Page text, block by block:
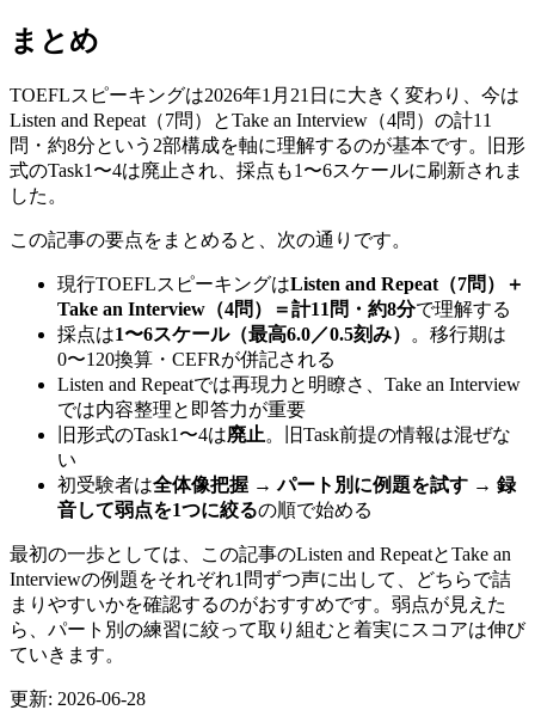
まとめ
TOEFLスピーキングは2026年1月21日に大きく変わり、今は
Listen and Repeat（7問）とTake an Interview（4問）の計11
問・約8分という2部構成を軸に理解するのが基本です。旧形
式のTask1〜4は廃止され、採点も1〜6スケールに刷新されま
した。
この記事の要点をまとめると、次の通りです。
現行TOEFLスピーキングはListen and Repeat（7問）＋
Take an Interview（4問）＝計11問・約8分で理解する
採点は1〜6スケール（最高6.0／0.5刻み）
。移行期は
0〜120換算・CEFRが併記される
Listen and Repeatでは再現力と明瞭さ、Take an Interview
では内容整理と即答力が重要
旧形式のTask1〜4は廃止。旧Task前提の情報は混ぜな
い
初受験者は全体像把握 → パート別に例題を試す → 録
音して弱点を1つに絞るの順で始める
最初の一歩としては、この記事のListen and RepeatとTake an
Interviewの例題をそれぞれ1問ずつ声に出して、どちらで詰
まりやすいかを確認するのがおすすめです。弱点が見えた
ら、パート別の練習に絞って取り組むと着実にスコアは伸び
ていきます。
更新: 2026-06-28